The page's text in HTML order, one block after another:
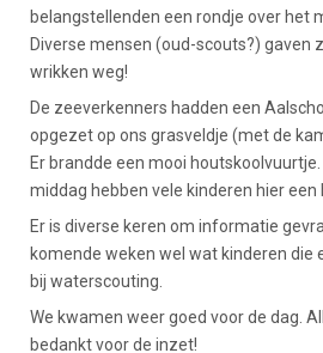
belangstellenden een rondje over het
Diverse mensen (oud-scouts?) gaven
wrikken weg!
De zeeverkenners hadden een
opgezet op ons grasveldje (met de
Er brandde een mooi houtskoolvuurtje.
middag hebben vele kinderen hier een
Er is diverse keren om informatie
komende weken wel wat kinderen die
bij waterscouting.
We kwamen weer goed voor de dag.
bedankt voor de inzet!